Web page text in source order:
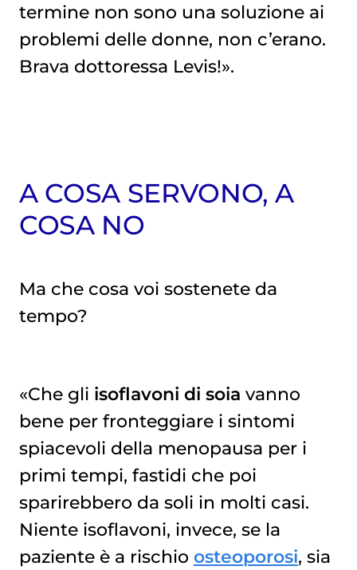
termine non sono una soluzione ai
problemi delle donne, non c’erano.
Brava dottoressa Levis!».
A COSA SERVONO, A
COSA NO
Ma che cosa voi sostenete da
tempo?
«Che gli isoflavoni di soia vanno
bene per fronteggiare i sintomi
spiacevoli della menopausa per i
primi tempi, fastidi che poi
sparirebbero da soli in molti casi.
Niente isoflavoni, invece, se la
paziente è a rischio osteoporosi, sia